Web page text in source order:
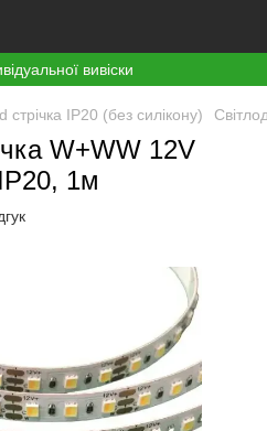
вивіски
стрічка ІР20 (без силікону)
W+WW 12V
1м